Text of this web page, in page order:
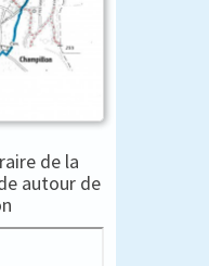
de la
autour de